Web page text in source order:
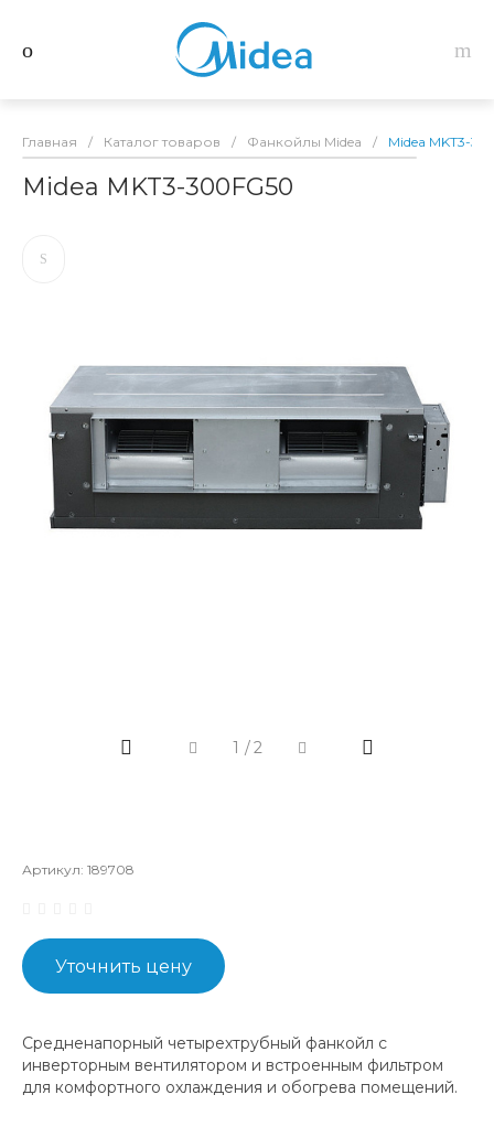
Главная / Каталог товаров / Фанкойлы Midea / Midea MKT3-
Midea MKT3-300FG50
1 /2
Артикул: 189708
Уточнить цену
Средненапорный четырехтрубный фанкойл с
инверторным вентилятором и встроенным фильтром
для комфортного охлаждения и обогрева помещений.